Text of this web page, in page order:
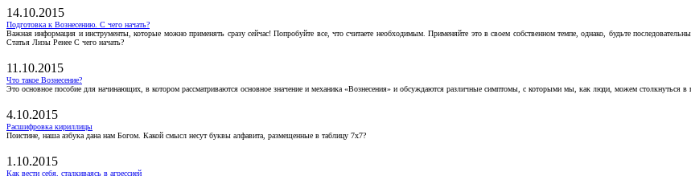
14.10.2015
Подготовка к Вознесению. С чего начать?
Важная информация и инструменты, которые можно применять сразу сейчас! Попробуйте все, что считаете необходимым. Применяйте это в своем собственном темпе, однако, будьте
Статья Лизы Ренее С чего начать?
11.10.2015
Что такое Вознесение?
Это основное пособие для начинающих, в котором рассматриваются основное значение и механика «Вознесения» и обсуждаются различные симптомы, с которыми мы, как люди, можем столкнуться в
4.10.2015
Расшифровка кириллицы
Поистине, наша азбука дана нам Богом. Какой смысл несут буквы алфавита, размещенные в таблицу 7х7?
1.10.2015
Как вести себя, сталкиваясь в агрессией